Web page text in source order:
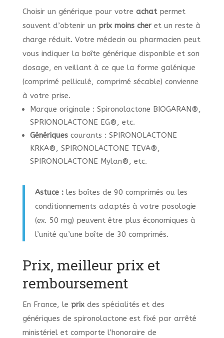
Choisir un générique pour votre achatpermet
souvent d’obtenir un prix moins cheret un reste à
charge réduit. Votre médecin ou pharmacien peut
vous indiquer la boîte générique disponible et son
dosage, en veillant à ce que la forme galénique
(comprimé pelliculé, comprimé sécable) convienne
à votre prise.
Marque originale : Spironolactone BIOGARAN®,
SPRIONOLACTONE EG®, etc.
Génériquescourants : SPIRONOLACTONE
KRKA®, SPIRONOLACTONE TEVA®,
SPIRONOLACTONE Mylan®, etc.
Astuce :les boîtes de 90 comprimés ou les
conditionnements adaptés à votre posologie
(ex. 50 mg) peuvent être plus économiques à
l’unité qu’une boîte de 30 comprimés.
Prix, meilleur prix et
remboursement
En France, le prixdes spécialités et des
génériques de spironolactone est fixé par arrêté
ministériel et comporte l’honoraire de